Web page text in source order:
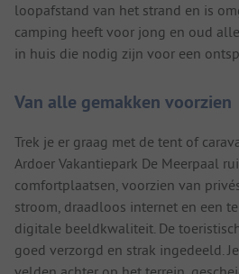
loopafstand van het strand en is
camping heeft voor jong en oud
in huis die nodig zijn voor een
Van alle gemakken voorzien
Trek je er graag met de tent of
Ardoer Vakantiepark De Meerpaal
comfortplaatsen, voorzien van
stroom, draadloos internet en een
digitale beeldkwaliteit. De
goed verzorgd en strak ingedeeld.